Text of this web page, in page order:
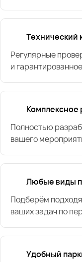
Технический
Регулярные
и
Комплексное
Полностью
вашего
Любые виды
Подберём
ваших задач по
Удобный